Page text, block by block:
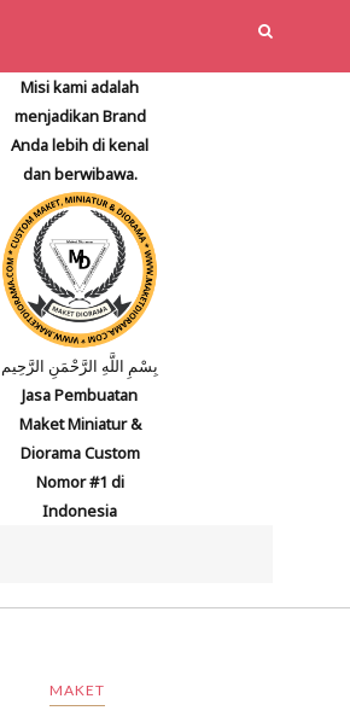
Misi kami adalah
menjadikan Brand
Anda lebih di kenal
dan berwibawa.
بِسْمِ اللَّهِ الرَّحْمَنِ الرَّحِيم
Jasa Pembuatan
Maket Miniatur &
Diorama Custom
Nomor #1 di
Indonesia
MAKET